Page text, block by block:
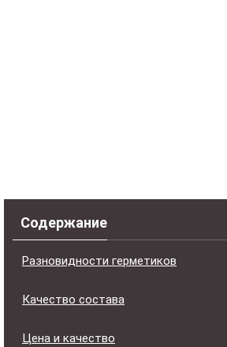
Содержание
Разновидности герметиков
Качество состава
Цена и качество